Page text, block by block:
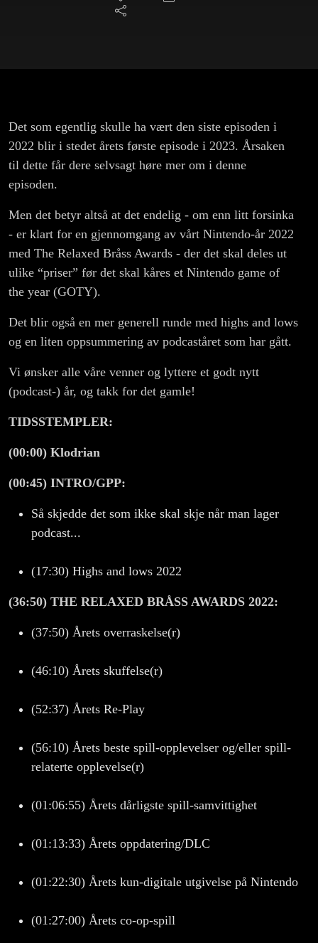
Awards
Det som egentlig skulle ha vært den siste episoden i
2022 blir i stedet årets første episode i 2023. Årsaken
til dette får dere selvsagt høre mer om i denne
episoden.
Men det betyr altså at det endelig - om enn litt forsinka
- er klart for en gjennomgang av vårt Nintendo-år 2022
med The Relaxed Bråss Awards - der det skal deles ut
ulike “priser” før det skal kåres et Nintendo game of
the year (GOTY).
Det blir også en mer generell runde med highs and lows
og en liten oppsummering av podcaståret som har gått.
Vi ønsker alle våre venner og lyttere et godt nytt
(podcast-) år, og takk for det gamle!
TIDSSTEMPLER:
(00:00) Klodrian
(00:45) INTRO/GPP:
Så skjedde det som ikke skal skje når man lager
podcast...
(17:30) Highs and lows 2022
(36:50) THE RELAXED BRÅSS AWARDS 2022:
(37:50) Årets overraskelse(r)
(46:10) Årets skuffelse(r)
(52:37) Årets Re-Play
(56:10) Årets beste spill-opplevelser og/eller spill-
relaterte opplevelse(r)
(01:06:55) Årets dårligste spill-samvittighet
(01:13:33) Årets oppdatering/DLC
(01:22:30) Årets kun-digitale utgivelse på Nintendo
(01:27:00) Årets co-op-spill